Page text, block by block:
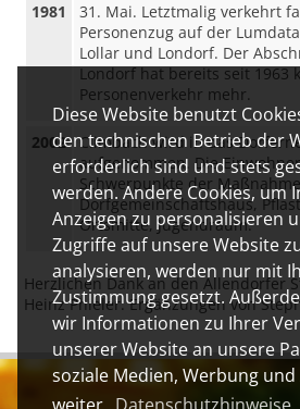
Diese Website benutzt
den technischen Betrieb der
erforderlich sind und stets
werden. Andere Cookies, um
Anzeigen zu personalisieren
Zugriffe auf unsere Website
analysieren, werden nur mit
Zustimmung gesetzt.
wir Informationen zu Ihrer
unserer Website an unsere
soziale Medien, Werbung und
1981
31. Mai. Letztmalig verkehrt
Personenzug auf der
Lollar und Londorf. Der
Londorf hat bereits seit 1963
Personenverkehr mehr.
2002
Climbach wird in das
aufgenommen. Die
Schwerpunkte der
Dorfgemeinschaftshaus,
Ortsmitte, Jugendraum.
Herzlichen Dank an den Allendorfer
Heinz Phieler. Ergänzungen von